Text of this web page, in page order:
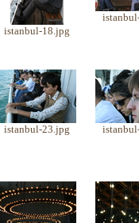
istanbul-18.jpg
istanbul-23.jpg